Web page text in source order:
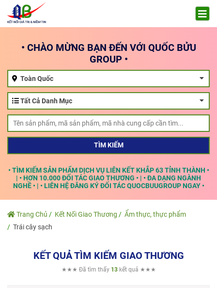
• CHÀO MỪNG BẠN ĐẾN VỚI QUỐC BỬU
GROUP •
Toàn Quốc
Tất Cả Danh Mục
TÌM KIẾM
• TÌM KIẾM SẢN PHẨM DỊCH VỤ LIÊN KẾT KHẮP 63 TỈNH THÀNH •
| • HƠN 10.000 ĐỐI TÁC GIAO THƯƠNG • | • ĐA DẠNG NGÀNH
NGHỀ • | • LIÊN HỆ ĐĂNG KÝ ĐỐI TÁC QUOCBUUGROUP NGAY •
Trang Chủ Kết Nối Giao Thương
Ẩm thực, thực phẩm
Trái cây sạch
KẾT QUẢ TÌM KIẾM GIAO THƯƠNG
★★★ Đã tìm thấy 13kết quả ★★★